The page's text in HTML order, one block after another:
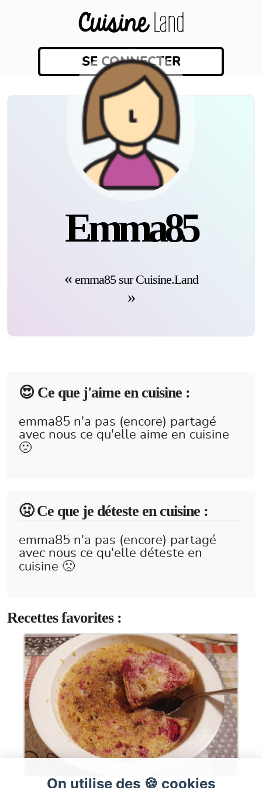
SE CONNECTER
emma85
emma85 sur Cuisine.Land
😍️ Ce que j'aime en cuisine :
emma85 n'a pas (encore) partagé
avec nous ce qu'elle aime en cuisine
🙁
🤢 Ce que je déteste en cuisine :
emma85 n'a pas (encore) partagé
avec nous ce qu'elle déteste en
cuisine 🙁
Recettes favorites :
On utilise des 🍪 cookies